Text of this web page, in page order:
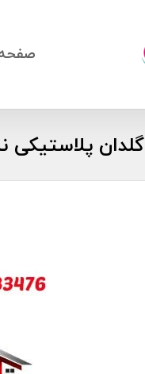
پلاستیکی